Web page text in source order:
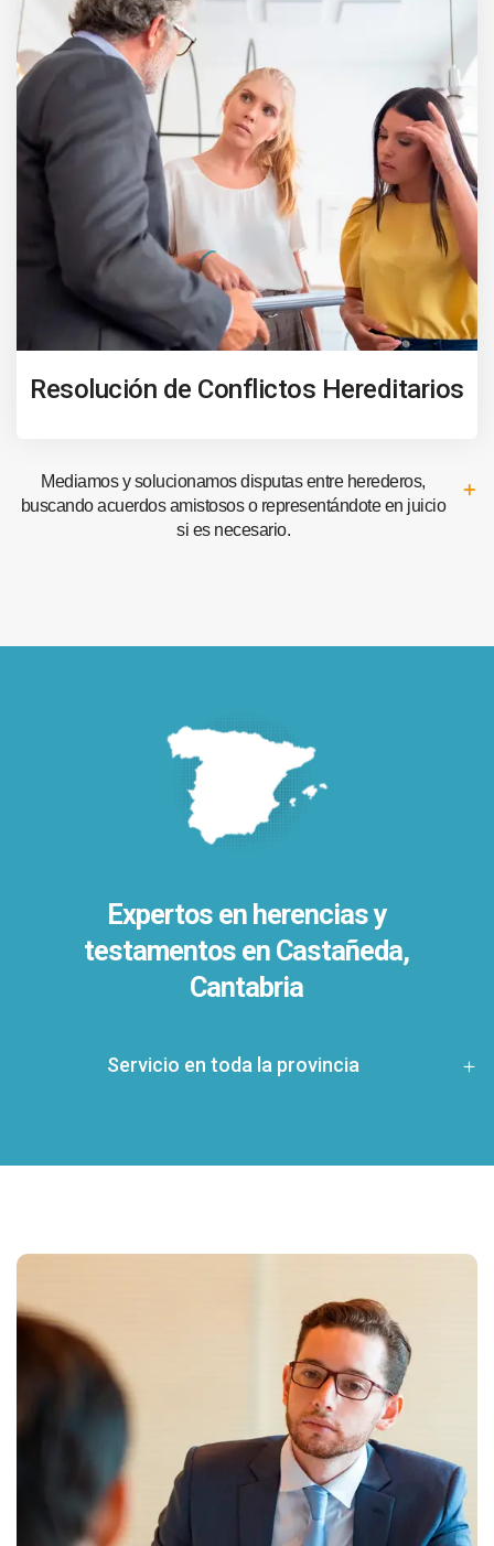
Resolución de Conflictos Hereditarios
Mediamos y solucionamos disputas entre herederos,
buscando acuerdos amistosos o representándote en juicio
si es necesario.
Expertos en herencias y
testamentos en Castañeda,
Cantabria
Servicio en toda la provincia